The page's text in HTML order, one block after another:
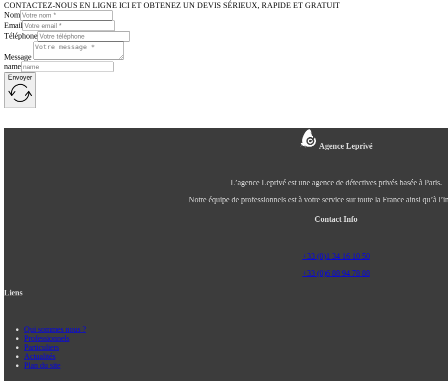
CONTACTEZ-NOUS EN LIGNE ICI ET OBTENEZ UN DEVIS SÉRIEUX, RAPIDE ET GRATUIT
Nom
Email
Téléphone
Message
name
Envoyer
Agence Leprivé
L’agence Leprivé est une agence de détectives privés basée à Paris.
Notre équipe de professionnels est à votre service sur toute la France ainsi qu’à
Contact Info
+33 (0)1 34 16 10 50
+33 (0)6 88 94 78 88
Liens
Qui sommes nous ?
Professionnels
Particuliers
Actualités
Plan du site